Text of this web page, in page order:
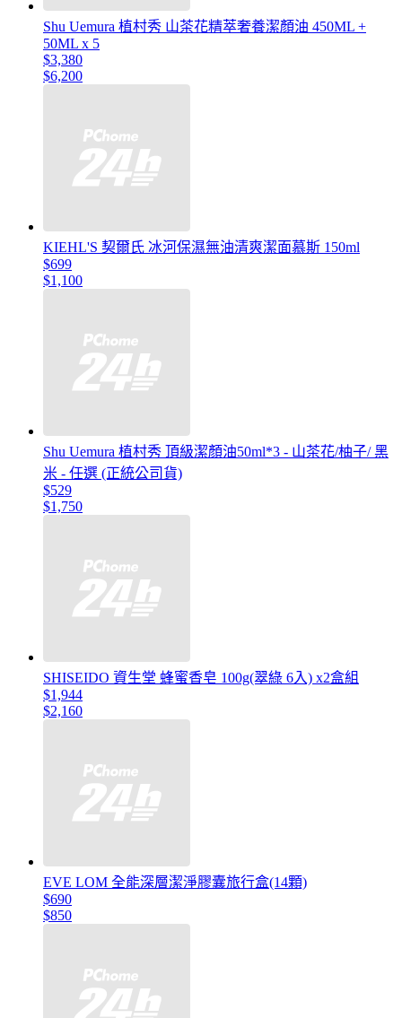
Shu Uemura 植村秀 山茶花精萃奢養潔顏油 450ML +
50ML x 5
$3,380
$6,200
KIEHL'S 契爾氏 冰河保濕無油清爽潔面慕斯 150ml
$699
$1,100
Shu Uemura 植村秀 頂級潔顏油50ml*3 - 山茶花/柚子/ 黑
米 - 任選 (正統公司貨)
$529
$1,750
SHISEIDO 資生堂 蜂蜜香皂 100g(翠綠 6入) x2盒組
$1,944
$2,160
EVE LOM 全能深層潔淨膠囊旅行盒(14顆)
$690
$850